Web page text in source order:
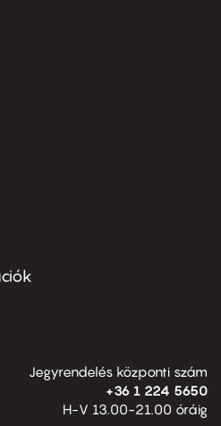
Jegyrendelés központi szám
+36 1 224 5650
H-V 13.00-21.00 óráig